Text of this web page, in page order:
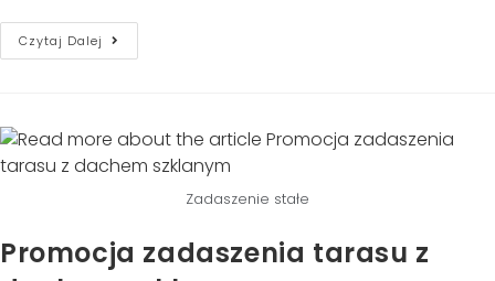
Czytaj Dalej
Zadaszenie stałe
Promocja zadaszenia tarasu z